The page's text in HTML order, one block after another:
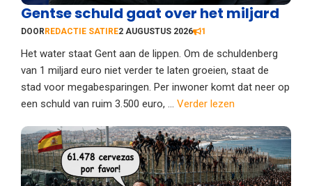
Gentse schuld gaat over het miljard
DOORREDACTIE SATIRE2 AUGUSTUS 2026 1
Het water staat Gent aan de lippen. Om de schuldenberg
van 1 miljard euro niet verder te laten groeien, staat de
stad voor megabesparingen. Per inwoner komt dat neer op
een schuld van ruim 3.500 euro, ... Verder lezen